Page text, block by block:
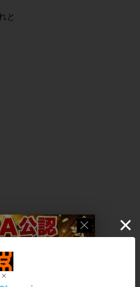
と